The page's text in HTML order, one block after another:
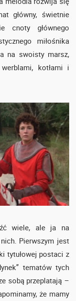
główny, świetnie
cnoty głównego
miłośnika
na swoisty marsz,
kotłami i
wiele, ale ja na
Pierwszym jest
tytułowej postaci z
tematów tych
sobą przeplatają –
że mamy